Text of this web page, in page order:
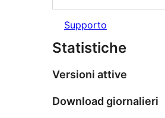
Supporto
Statistiche
Versioni attive
Download giornalieri